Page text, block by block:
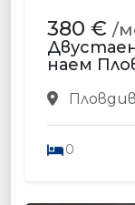
380 € /
наем
0